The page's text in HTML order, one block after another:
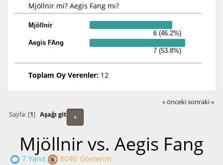
Mjöllnir mi? Aegis Fang mı?
Mjöllnir
6 (46.2%)
Aegis FAng
7 (53.8%)
Toplam Oy Verenler: 12
« önceki sonraki »
+
Sayfa: [1] Aşağı git
Mjöllnir vs. Aegis Fang
7 Yanıt 8040 Gösterim